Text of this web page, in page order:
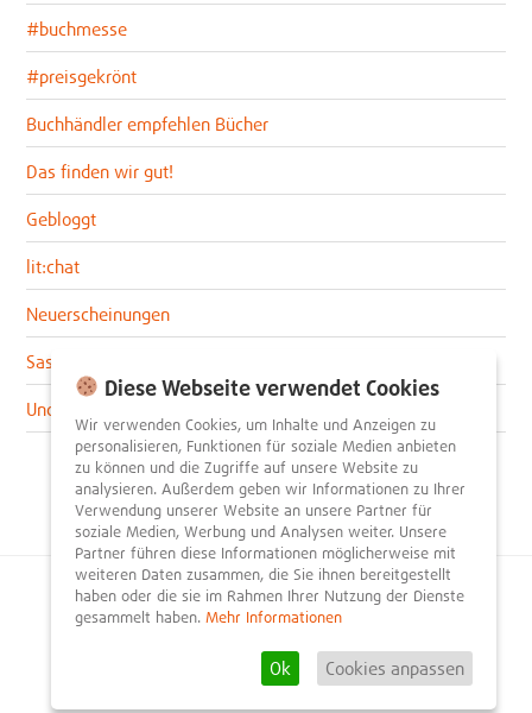
#buchmesse
#preisgekrönt
Buchhändler empfehlen Bücher
Das finden wir gut!
Gebloggt
lit:chat
Neuerscheinungen
Sascha im lit:blog
Uncategorized
© 2026litnity – Bücher entdecken und empfehlen.
Impressum
Kontakt
Registrieren
Newsletter
Diese Webseite verwendet Cookies
Wir verwenden Cookies, um Inhalte und Anzeigen zu
personalisieren, Funktionen für soziale Medien anbieten
zu können und die Zugriffe auf unsere Website zu
analysieren. Außerdem geben wir Informationen zu Ihrer
Verwendung unserer Website an unsere Partner für
soziale Medien, Werbung und Analysen weiter. Unsere
Partner führen diese Informationen möglicherweise mit
weiteren Daten zusammen, die Sie ihnen bereitgestellt
haben oder die sie im Rahmen Ihrer Nutzung der Dienste
gesammelt haben. Mehr Informationen
Ok Cookies anpassen